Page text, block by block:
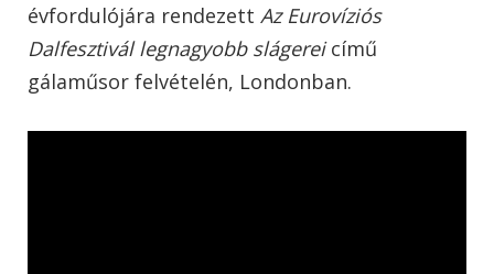
évfordulójára rendezett Az Eurovíziós
Dalfesztivál legnagyobb slágereicímű
gálaműsor felvételén, Londonban.